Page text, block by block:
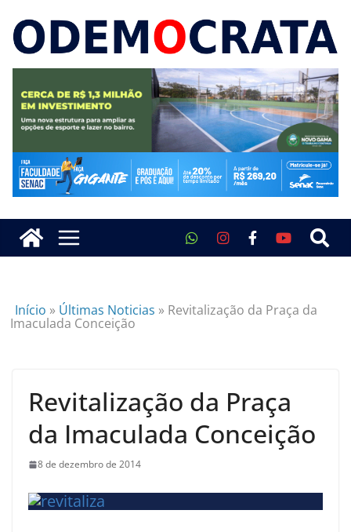
Início » Últimas Noticias » Revitalização da Praça da
Imaculada Conceição
Revitalização da Praça
da Imaculada Conceição
8 de dezembro de 2014